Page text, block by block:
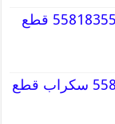
قطع غيار سيارات كورية 55818355 قطع
قطع غيار كاديلاك 55818355 سكراب قطع